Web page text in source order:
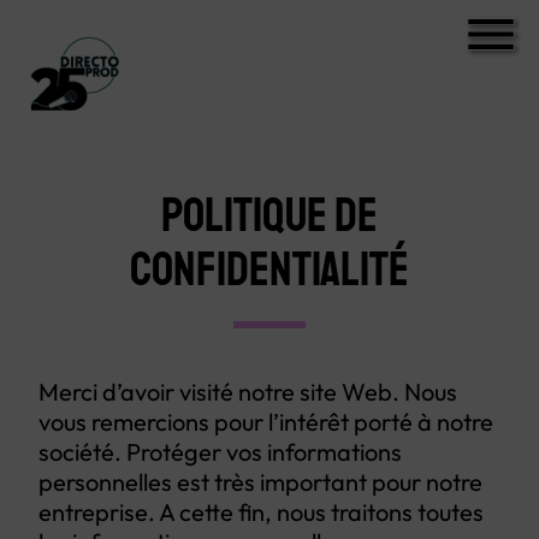
POLITIQUE DE
CONFIDENTIALITÉ
Merci d’avoir visité notre site Web. Nous
vous remercions pour l’intérêt porté à notre
société. Protéger vos informations
personnelles est très important pour notre
entreprise. A cette fin, nous traitons toutes